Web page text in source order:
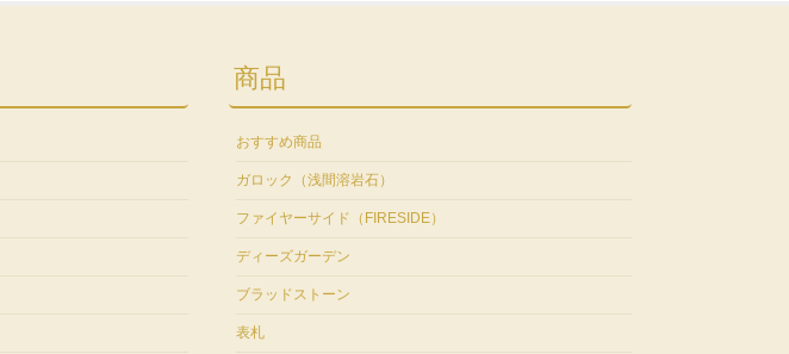
商品
おすすめ商品
ガロック（浅間溶岩石）
ファイヤーサイド（FIRESIDE）
ディーズガーデン
ブラッドストーン
表札